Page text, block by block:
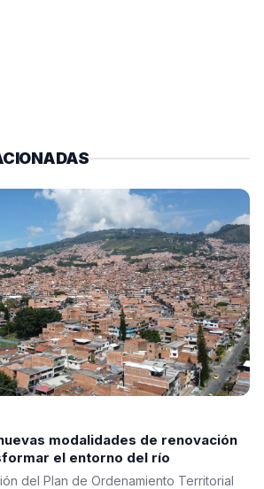
modalidades de renovación
el entorno del río
del Plan de Ordenamiento Territorial